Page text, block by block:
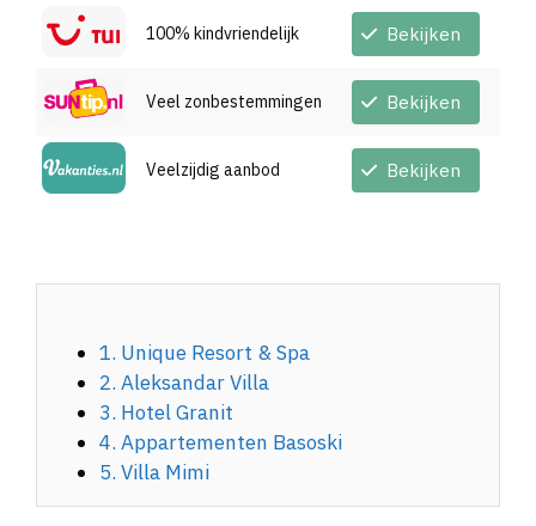
100% kindvriendelijk Bekijken
Veel zonbestemmingen Bekijken
Veelzijdig aanbod Bekijken
1. Unique Resort & Spa
2. Aleksandar Villa
3. Hotel Granit
4. Appartementen Basoski
5. Villa Mimi